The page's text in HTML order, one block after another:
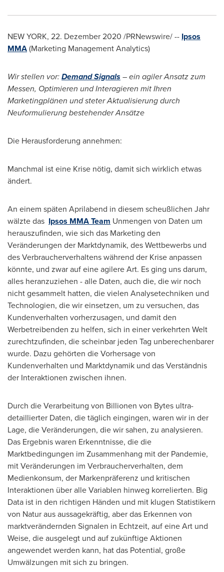
NEW YORK, 22. Dezember 2020 /PRNewswire/ -- Ipsos
MMA(Marketing Management Analytics)
Wir stellen vor:Demand Signals– ein agiler Ansatz zum
Messen, Optimieren und Interagieren mit Ihren
Marketingplänen und steter Aktualisierung durch
Neuformulierung bestehender Ansätze
Die Herausforderung annehmen:
Manchmal ist eine Krise nötig, damit sich wirklich etwas
ändert.
An einem späten Aprilabend in diesem scheußlichen Jahr
wälzte das Ipsos MMA Team Unmengen von Daten um
herauszufinden, wie sich das Marketing den
Veränderungen der Marktdynamik, des Wettbewerbs und
des Verbraucherverhaltens während der Krise anpassen
könnte, und zwar auf eine agilere Art. Es ging uns darum,
alles heranzuziehen - alle Daten, auch die, die wir noch
nicht gesammelt hatten, die vielen Analysetechniken und
Technologien, die wir einsetzen, um zu versuchen, das
Kundenverhalten vorherzusagen, und damit den
Werbetreibenden zu helfen, sich in einer verkehrten Welt
zurechtzufinden, die scheinbar jeden Tag unberechenbarer
wurde. Dazu gehörten die Vorhersage von
Kundenverhalten und Marktdynamik und das Verständnis
der Interaktionen zwischen ihnen.
Durch die Verarbeitung von Billionen von Bytes ultra-
detaillierter Daten, die täglich eingingen, waren wir in der
Lage, die Veränderungen, die wir sahen, zu analysieren.
Das Ergebnis waren Erkenntnisse, die die
Marktbedingungen im Zusammenhang mit der Pandemie,
mit Veränderungen im Verbraucherverhalten, dem
Medienkonsum, der Markenpräferenz und kritischen
Interaktionen über alle Variablen hinweg korrelierten. Big
Data ist in den richtigen Händen und mit klugen Statistikern
von Natur aus aussagekräftig, aber das Erkennen von
marktverändernden Signalen in Echtzeit, auf eine Art und
Weise, die ausgelegt und auf zukünftige Aktionen
angewendet werden kann, hat das Potential, große
Umwälzungen mit sich zu bringen.